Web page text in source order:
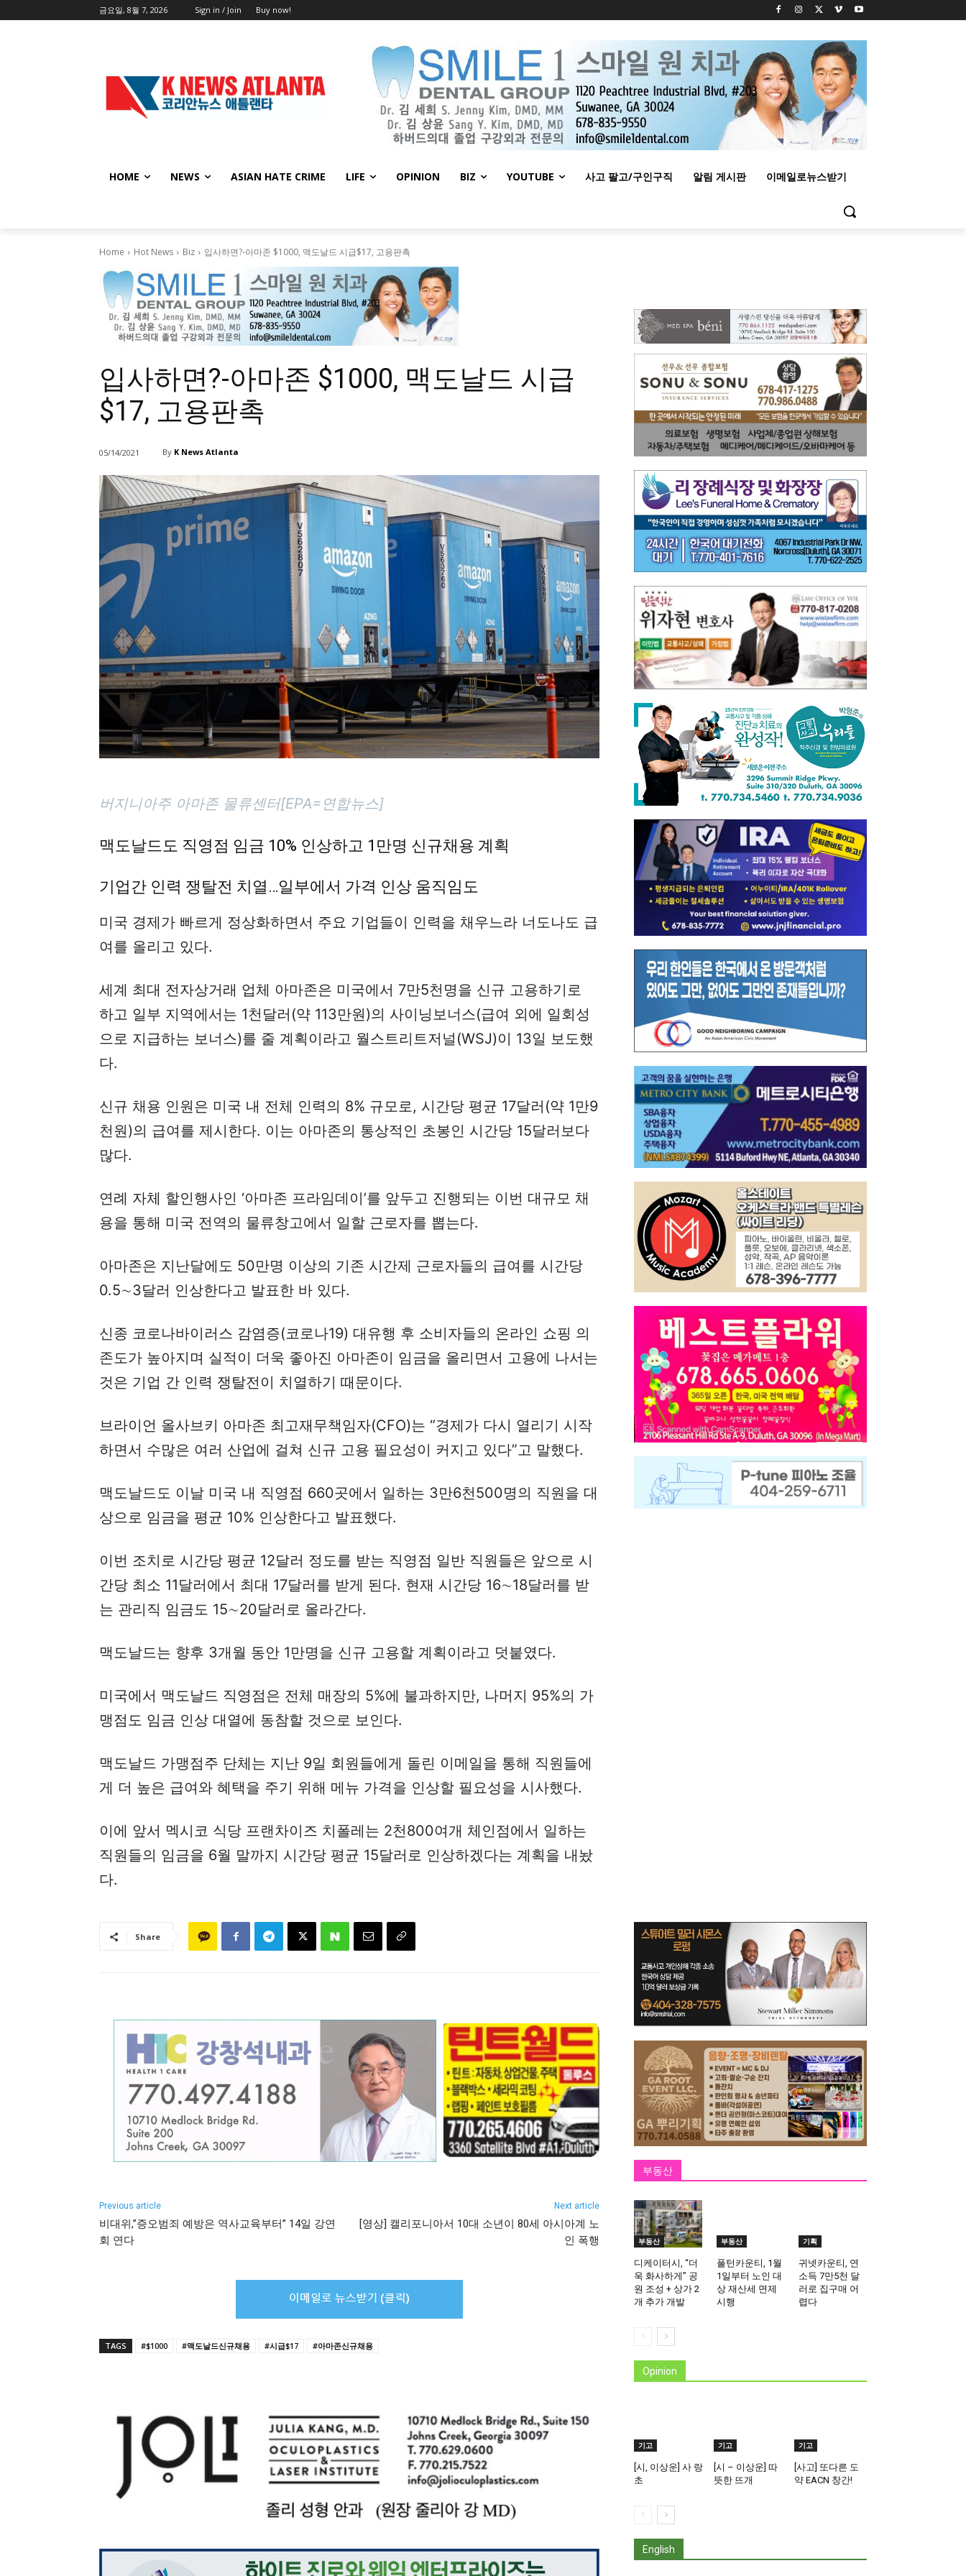
금요일, 8월 7, 2026 Sign in / Join Buy now!
HOME NEWS ASIAN HATE CRIME LIFE OPINION BIZ YOUTUBE 사고 팔고/구인구직 알림 게시판 이메일로뉴스받기
Home Hot News Biz 입사하면?-아마존 $1000, 맥도날드 시급$17, 고용판촉
입사하면?-아마존 $1000, 맥도날드 시급
$17, 고용판촉
05/14/2021 By K News Atlanta
버지니아주 아마존 물류센터[EPA=연합뉴스]
맥도날드도 직영점 임금 10% 인상하고 1만명 신규채용 계획
기업간 인력 쟁탈전 치열…일부에서 가격 인상 움직임도
미국 경제가 빠르게 정상화하면서 주요 기업들이 인력을 채우느라 너도나도 급
여를 올리고 있다.
세계 최대 전자상거래 업체 아마존은 미국에서 7만5천명을 신규 고용하기로
하고 일부 지역에서는 1천달러(약 113만원)의 사이닝보너스(급여 외에 일회성
으로 지급하는 보너스)를 줄 계획이라고 월스트리트저널(WSJ)이 13일 보도했
다.
신규 채용 인원은 미국 내 전체 인력의 8% 규모로, 시간당 평균 17달러(약 1만9
천원)의 급여를 제시한다. 이는 아마존의 통상적인 초봉인 시간당 15달러보다
많다.
연례 자체 할인행사인 ‘아마존 프라임데이’를 앞두고 진행되는 이번 대규모 채
용을 통해 미국 전역의 물류창고에서 일할 근로자를 뽑는다.
아마존은 지난달에도 50만명 이상의 기존 시간제 근로자들의 급여를 시간당
0.5∼3달러 인상한다고 발표한 바 있다.
신종 코로나바이러스 감염증(코로나19) 대유행 후 소비자들의 온라인 쇼핑 의
존도가 높아지며 실적이 더욱 좋아진 아마존이 임금을 올리면서 고용에 나서는
것은 기업 간 인력 쟁탈전이 치열하기 때문이다.
브라이언 올사브키 아마존 최고재무책임자(CFO)는 “경제가 다시 열리기 시작
하면서 수많은 여러 산업에 걸쳐 신규 고용 필요성이 커지고 있다”고 말했다.
맥도날드도 이날 미국 내 직영점 660곳에서 일하는 3만6천500명의 직원을 대
상으로 임금을 평균 10% 인상한다고 발표했다.
이번 조치로 시간당 평균 12달러 정도를 받는 직영점 일반 직원들은 앞으로 시
간당 최소 11달러에서 최대 17달러를 받게 된다. 현재 시간당 16∼18달러를 받
는 관리직 임금도 15∼20달러로 올라간다.
맥도날드는 향후 3개월 동안 1만명을 신규 고용할 계획이라고 덧붙였다.
미국에서 맥도날드 직영점은 전체 매장의 5%에 불과하지만, 나머지 95%의 가
맹점도 임금 인상 대열에 동참할 것으로 보인다.
맥도날드 가맹점주 단체는 지난 9일 회원들에게 돌린 이메일을 통해 직원들에
게 더 높은 급여와 혜택을 주기 위해 메뉴 가격을 인상할 필요성을 시사했다.
이에 앞서 멕시코 식당 프랜차이즈 치폴레는 2천800여개 체인점에서 일하는
직원들의 임금을 6월 말까지 시간당 평균 15달러로 인상하겠다는 계획을 내놨
다.
Share
Previous article
비대위,”증오범죄 예방은 역사교육부터” 14일 강연
회 연다
Next article
[영상] 캘리포니아서 10대 소년이 80세 아시아계 노
인 폭행
TAGS #$1000 #맥도날드신규채용 #시급$17 #아마존신규채용
부동산
부동산
디케이터시, “더
욱 화사하게” 공
원 조성 + 상가 2
개 추가 개발
부동산
풀턴카운티, 1월
1일부터 노인 대
상 재산세 면제
시행
기획
귀넷카운티, 연
소득 7만5천 달
러로 집구매 어
렵다
Opinion
기고
[시, 이상운] 사 랑
초
기고
[시 – 이상운] 따
뜻한 뜨개
기고
[사고] 또다른 도
약 EACN 창간!
English